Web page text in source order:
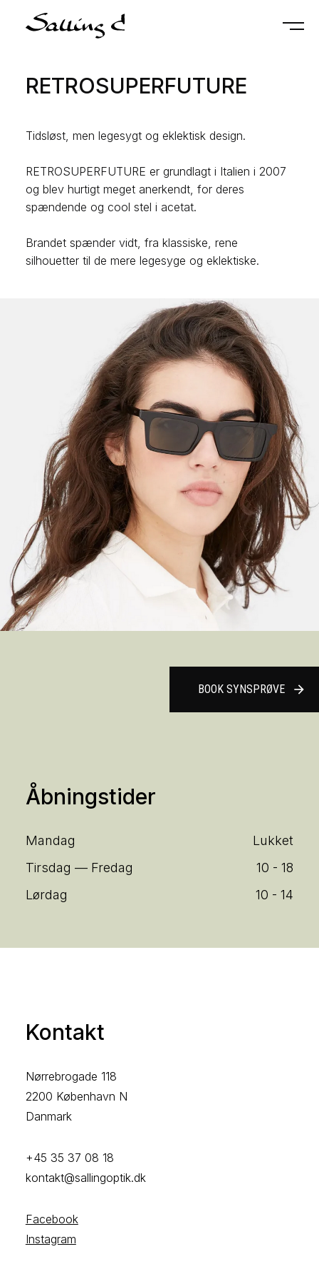
RETROSUPERFUTURE
Tidsløst, men legesygt og eklektisk design.
RETROSUPERFUTURE er grundlagt i Italien i 2007
og blev hurtigt meget anerkendt, for deres
spændende og cool stel i acetat.
Brandet spænder vidt, fra klassiske, rene
silhouetter til de mere legesyge og eklektiske.
Åbningstider
Mandag
Lukket
Tirsdag — Fredag
10 - 18
Lørdag
10 - 14
BOOK SYNSPRØVE arrow_forward
Kontakt
Nørrebrogade 118
2200 København N
Danmark
+45 35 37 08 18
kontakt@sallingoptik.dk
Facebook
Instagram